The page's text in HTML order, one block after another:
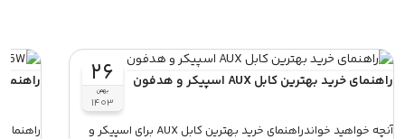
۲۶
بهمن
۱۴۰۳
راهنمای خرید بهترین کابل AUX اسپیکر و هدفون
آنچه خواهید خواندراهنمای خرید بهترین کابل AUX برای اسپیکر و